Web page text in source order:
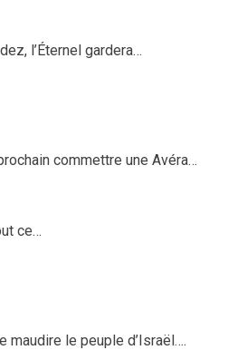
l’Éternel gardera…
commettre une Avéra…
ce…
maudire le peuple d’Israël….